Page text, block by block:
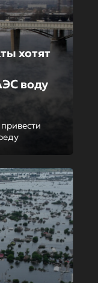
хотят
воду